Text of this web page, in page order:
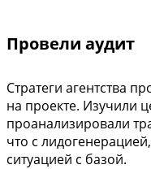
Провели аудит
Стратеги агентства
на проекте. Изучили
проанализировали
что с
ситуацией с базой.